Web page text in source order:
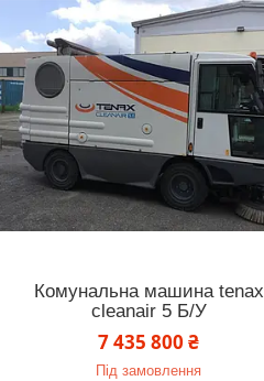
Комунальна машина tenax
cleanair 5 Б/У
7 435 800 ₴
Під замовлення